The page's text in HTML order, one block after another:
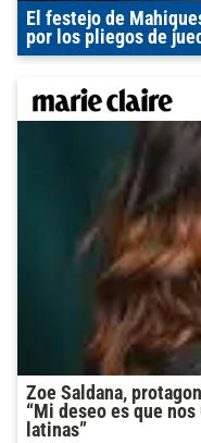
El festejo de
por los pliegos de
Zoe Saldana,
“Mi deseo es que
latinas”